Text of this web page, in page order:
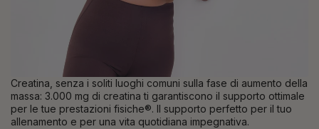
Creatina, senza i soliti luoghi comuni sulla fase di aumento della
massa: 3.000 mg di creatina ti garantiscono il supporto ottimale
per le tue prestazioni fisiche®. Il supporto perfetto per il tuo
allenamento e per una vita quotidiana impegnativa.